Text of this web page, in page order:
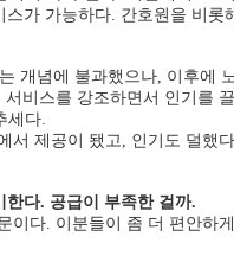
가 가능하다. 간호원을 비
개념에 불과했으나, 이후에
비스를 강조하면서 인기를
세다.
서 제공이 됐고, 인기도 덜했
다. 공급이 부족한 걸까.
이다. 이분들이 좀 더 편안